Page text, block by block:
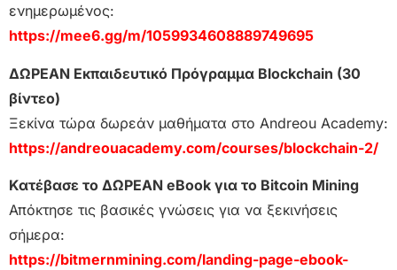
ενημερωμένος:
https://mee6.gg/m/1059934608889749695
ΔΩΡΕΑΝ Εκπαιδευτικό Πρόγραμμα Blockchain (30
βίντεο)
Ξεκίνα τώρα δωρεάν μαθήματα στο Andreou Academy:
https://andreouacademy.com/courses/blockchain-2/
Κατέβασε το ΔΩΡΕΑΝ eBook για το Bitcoin Mining
Απόκτησε τις βασικές γνώσεις για να ξεκινήσεις
σήμερα:
https://bitmernmining.com/landing-page-ebook-